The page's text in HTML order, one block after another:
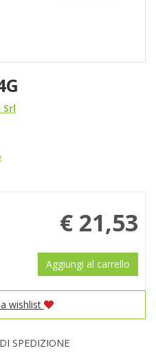
Srl
Prezzo
scontato
€ 21,53
Aggiungi al carrello
wishlist
SPEDIZIONE